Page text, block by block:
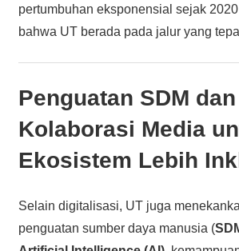
pertumbuhan eksponensial sejak
bahwa UT berada pada jalur yang
Penguatan SDM dan
Kolaborasi Media
Ekosistem Lebih
Selain digitalisasi, UT juga
penguatan sumber daya manusia (